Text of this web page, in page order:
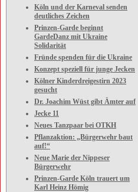
Köln und der Karneval senden
deutliches Zeichen
Prinzen-Garde beginnt
GardeDanz mit Ukraine
Solidarität
Fründe spenden für die Ukraine
Konzept speziell für junge Jecken
Kölner Kinderdreigestirn 2023
gesucht
Dr. Joachim Wüst gibt Ämter auf
Jecke 11
Neues Tanzpaar bei OTKH
Pflanzaktion: „Bürgerwehr baut
auf!“
Neue Marie der Nippeser
Bürgerwehr
Prinzen-Garde Köln trauert um
Karl Heinz Hömig